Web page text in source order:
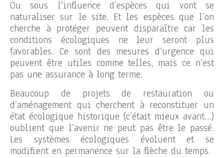
Ou sous l’influence d’espèces qui vont se
naturaliser sur le site. Et les espèces que l’on
cherche à protéger peuvent disparaître car les
conditions écologiques ne leur seront plus
favorables. Ce sont des mesures d‘urgence qui
peuvent être utiles comme telles, mais ce n’est
pas une assurance à long terme.
Beaucoup de projets de restauration ou
d’aménagement qui cherchent à reconstituer un
état écologique historique (c’était mieux avant…)
oublient que l’avenir ne peut pas être le passé.
Les systèmes écologiques évoluent et se
modifient en permanence sur la flèche du temps.